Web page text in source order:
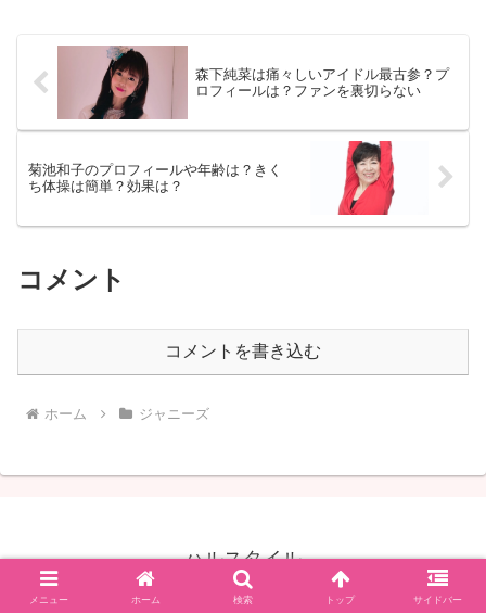
森下純菜は痛々しいアイドル最古参？プ
ロフィールは？ファンを裏切らない
菊池和子のプロフィールや年齢は？きく
ち体操は簡単？効果は？
コメント
コメントを書き込む
ホーム ジャニーズ
ハルスタイル
© 2019 ハルスタイル.
メニュー ホーム 検索 トップ サイドバー